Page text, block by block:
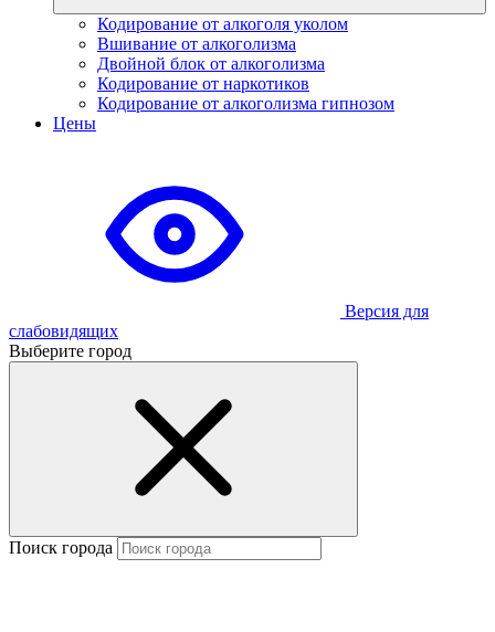
Кодирование от алкоголя уколом
Вшивание от алкоголизма
Двойной блок от алкоголизма
Кодирование от наркотиков
Кодирование от алкоголизма гипнозом
Цены
Версия для
слабовидящих
Выберите город
Поиск города